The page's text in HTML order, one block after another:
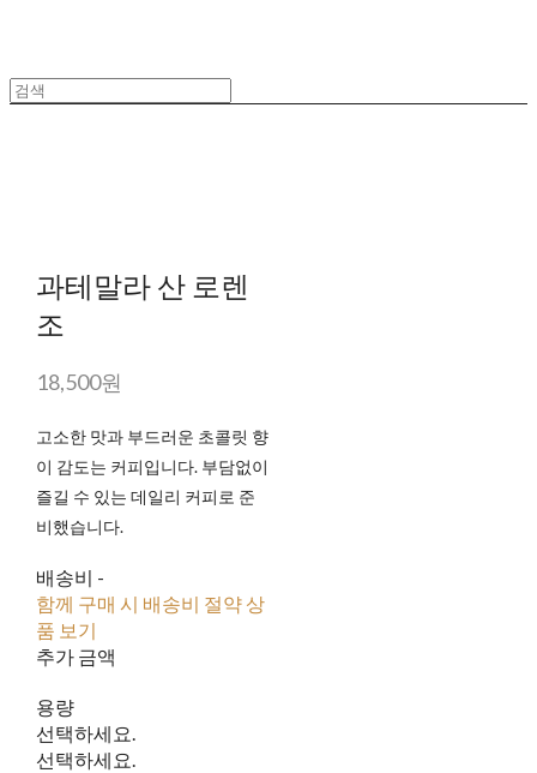
과테말라 산 로렌
조
18,500원
고소한 맛과 부드러운 초콜릿 향
이 감도는 커피입니다. 부담없이
즐길 수 있는 데일리 커피로 준
비했습니다.
배송비 -
함께 구매 시 배송비 절약 상
품 보기
추가 금액
용량
선택하세요.
선택하세요.